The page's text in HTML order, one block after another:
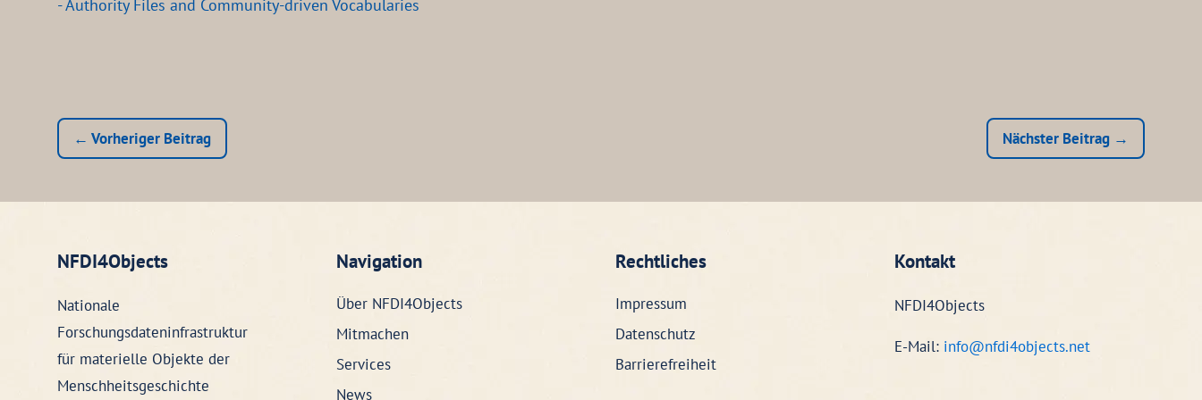
- Authority Files and Community-driven Vocabularies
← Vorheriger Beitrag Nächster Beitrag →
NFDI4Objects
Nationale
Forschungsdateninfrastruktur
für materielle Objekte der
Menschheitsgeschichte
Navigation
Über NFDI4Objects
Mitmachen
Services
News
Rechtliches
Impressum
Datenschutz
Barrierefreiheit
Kontakt
NFDI4Objects
E-Mail: info@nfdi4objects.net